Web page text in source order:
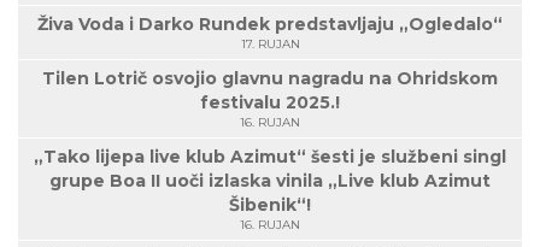
Živa Voda i Darko Rundek predstavljaju „Ogledalo“
17. RUJAN
Tilen Lotrič osvojio glavnu nagradu na Ohridskom
festivalu 2025.!
16. RUJAN
„Tako lijepa live klub Azimut“ šesti je službeni singl
grupe Boa II uoči izlaska vinila „Live klub Azimut
Šibenik“!
16. RUJAN